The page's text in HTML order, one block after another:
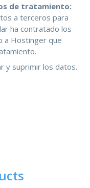
de tratamiento:
a terceros para
ha contratado los
a Hostinger que
y suprimir los datos.